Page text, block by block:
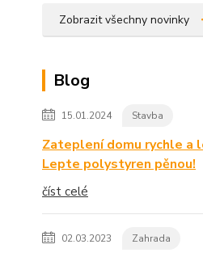
Zobrazit všechny novinky
Blog
15.01.2024 Stavba
Zateplení domu rychle a
Lepte polystyren pěnou!
číst celé
02.03.2023 Zahrada